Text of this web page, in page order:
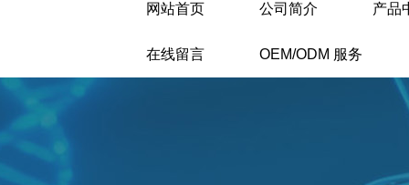
网站首页 公司简介 产品
在线留言 OEM/ODM 服务